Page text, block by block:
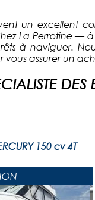
un excellent
La Perrotine —
à naviguer.
vous assurer un
150 cv 4T